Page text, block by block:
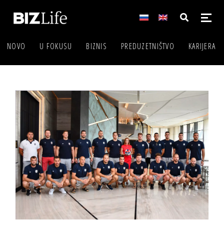
NOVO U FOKUSU BIZNIS PREDUZETNIŠTVO KARIJERA